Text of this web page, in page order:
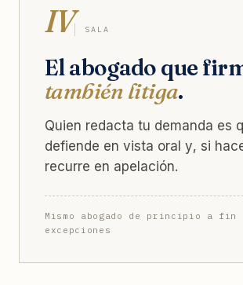
IV SALA
El abogado que
también litiga.
Quien redacta tu demanda es
defiende en vista oral y, si
recurre en apelación.
Mismo abogado de principio a fin
excepciones